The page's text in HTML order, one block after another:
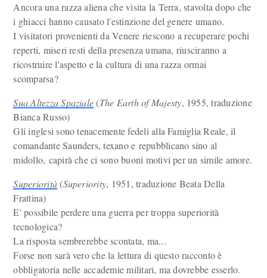
Ancora una razza aliena che visita la Terra, stavolta dopo che
i ghiacci hanno causato l'estinzione del genere umano.
I visitatori provenienti da Venere riescono a recuperare pochi
reperti, miseri resti della presenza umana, riusciranno a
ricostruire l'aspetto e la cultura di una razza ormai
scomparsa?
Sua Altezza Spaziale(The Earth of Majesty, 1955, traduzione
Bianca Russo)
Gli inglesi sono tenacemente fedeli alla Famiglia Reale, il
comandante Saunders, texano e repubblicano sino al
midollo, capirà che ci sono buoni motivi per un simile amore.
Superiorità(Superiority, 1951, traduzione Beata Della
Frattina)
E' possibile perdere una guerra per troppa superiorità
tecnologica?
La risposta sembrerebbe scontata, ma...
Forse non sarà vero che la lettura di questo racconto è
obbligatoria nelle accademie militari, ma dovrebbe esserlo.